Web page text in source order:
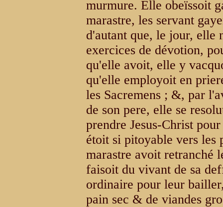
murmure. Elle obeïssoit
marastre, les servant
d'autant que, le jour, elle
exercices de dévotion,
qu'elle avoit, elle y
qu'elle employoit en
les Sacremens ; &, par
de son pere, elle se
prendre Jesus-Christ
étoit si pitoyable vers les
marastre avoit retranché
faisoit du vivant de sa
ordinaire pour leur
pain sec & de viandes